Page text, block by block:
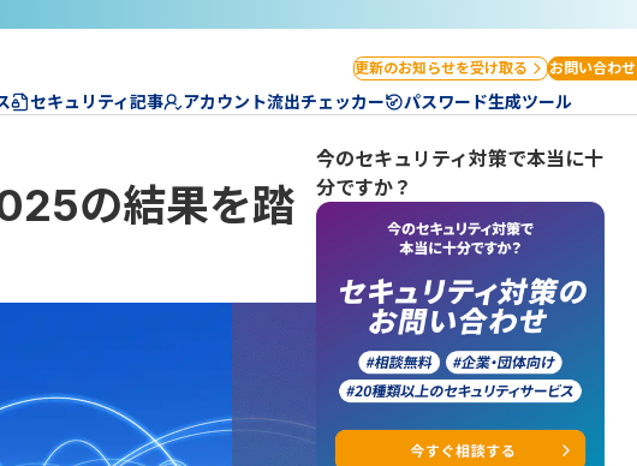
更新のお知らせを受け取る お問い合わせ
セキュリティ記事 アカウント流出チェッカー パスワード生成ツール
の結果を踏
今のセキュリティ対策で本当に十
分ですか？